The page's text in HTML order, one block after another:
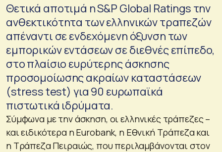
Θετικά αποτιμά η S&P Global Ratings την
ανθεκτικότητα των ελληνικών τραπεζών
απέναντι σε ενδεχόμενη όξυνση των
εμπορικών εντάσεων σε διεθνές επίπεδο,
στο πλαίσιο ευρύτερης άσκησης
προσομοίωσης ακραίων καταστάσεων
(stress test) για 90 ευρωπαϊκά
πιστωτικά ιδρύματα.
Σύμφωνα με την άσκηση, οι ελληνικές τράπεζες –
και ειδικότερα η Eurobank, η Εθνική Τράπεζα και
η Τράπεζα Πειραιώς, που περιλαμβάνονται στον